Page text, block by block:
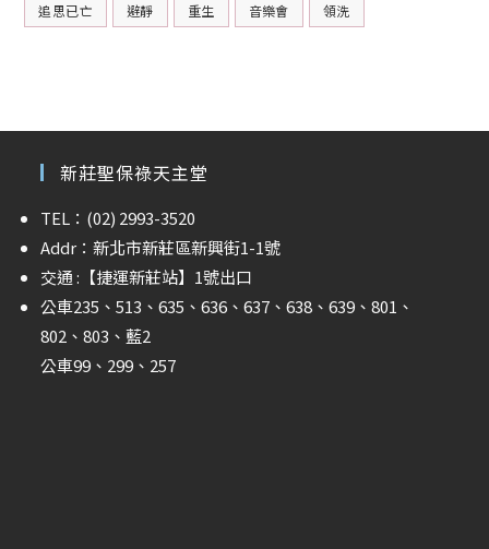
追思已亡 避靜 重生 音樂會 領洗
新莊聖保祿天主堂
TEL：(02) 2993-3520
Addr：新北市新莊區新興街1-1號
交通 : 【捷運新莊站】 1號出口
公車235、513、635、636、637、638、639、801、
802、803、藍2
公車99、299、257